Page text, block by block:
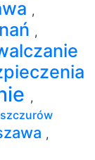
,
,
,
,